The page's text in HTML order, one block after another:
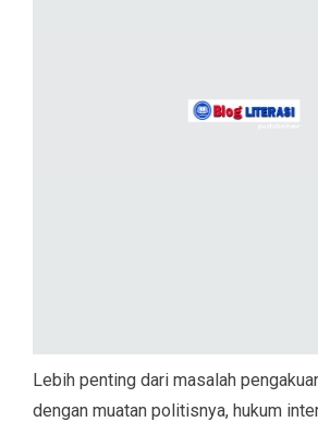
Lebih penting dari masalah
dengan muatan politisnya, hukum